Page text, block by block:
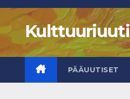
Skip
content
PÄÄUUTISET